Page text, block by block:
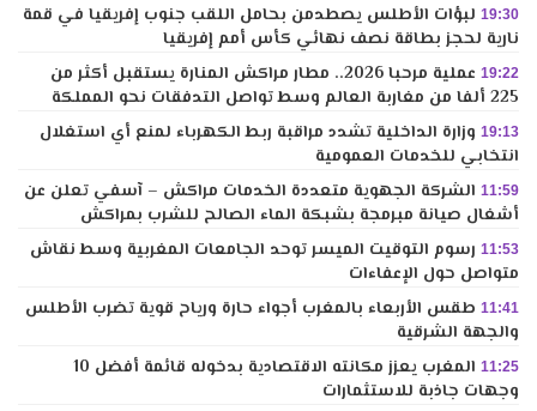
19:30 لبؤات الأطلس يصطدمن بحامل اللقب جنوب إفريقيا في قمة
نارية لحجز بطاقة نصف نهائي كأس أمم إفريقيا
19:22
عملية مرحبا 2026.. مطار مراكش المنارة يستقبل أكثر من
225 ألفا من مغاربة العالم وسط تواصل التدفقات نحو المملكة
19:13 وزارة الداخلية تشدد مراقبة ربط الكهرباء لمنع أي استغلال
انتخابي للخدمات العمومية
11:59 الشركة الجهوية متعددة الخدمات مراكش – آسفي تعلن عن
أشغال صيانة مبرمجة بشبكة الماء الصالح للشرب بمراكش
11:53 رسوم التوقيت الميسر توحد الجامعات المغربية وسط نقاش
متواصل حول الإعفاءات
11:41 طقس الأربعاء بالمغرب أجواء حارة ورياح قوية تضرب الأطلس
والجهة الشرقية
11:25
المغرب يعزز مكانته الاقتصادية بدخوله قائمة أفضل 10
وجهات جاذبة للاستثمارات